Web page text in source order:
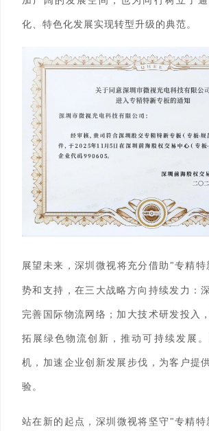
化、特色化发展实现转型升级的典范。
展望未来， 深圳微视将充分借助 "专精特
势和支持，在三大战略方向持续发力：
完善国际物流网络；加大技术研发投入
拓展绿色物流创新，推动可持续发展
机，加速企业创新发展步伐，为客户提
验。
站在新的起点， 深圳微视将坚守"专精特